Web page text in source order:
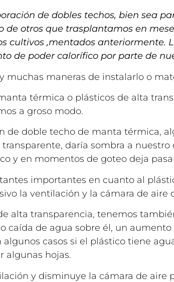
de dobles techos, bien sea
otros que trasplantamos en
cultivos ,mentados anteriormente.
de poder calorífico por parte de
muchas maneras de instalarlo o
térmica o plásticos de alta
a groso modo.
de doble techo de manta térmica,
daría sombra a
y en momentos de goteo deja
importantes en cuanto al
la ventilación y la cámara de aire
alta transparencia, tenemos
caída de agua sobre él, un
casos si el plástico tiene
algunas hojas.
y disminuye la cámara de aire